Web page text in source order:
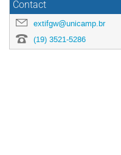
Contact
extifgw@unicamp.br
(19) 3521-5286